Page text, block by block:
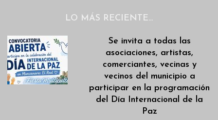
LO MÁS RECIENTE…
Se invita a todas las
asociaciones, artistas,
comerciantes, vecinas y
vecinos del municipio a
participar en la programación
del Día Internacional de la
Paz